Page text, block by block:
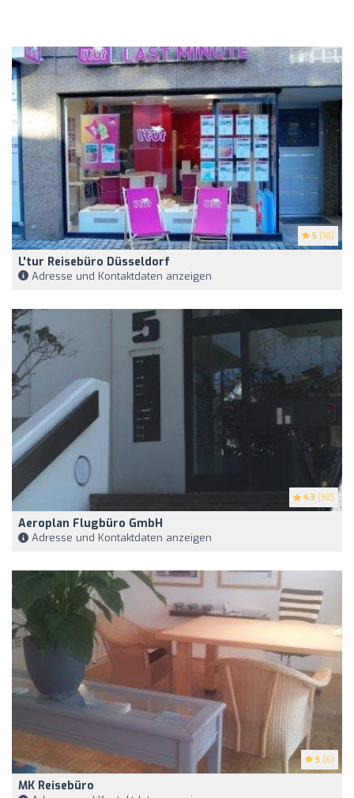
5 (18)
L'tur Reisebüro Düsseldorf
Adresse und Kontaktdaten anzeigen
4.3 (30)
Aeroplan Flugbüro GmbH
Adresse und Kontaktdaten anzeigen
5 (6)
MK Reisebüro